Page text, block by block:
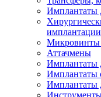
Имплантаты
имплантации
Микровинты
Аттачмены
Имплантаты
Имплантаты
Имплантаты